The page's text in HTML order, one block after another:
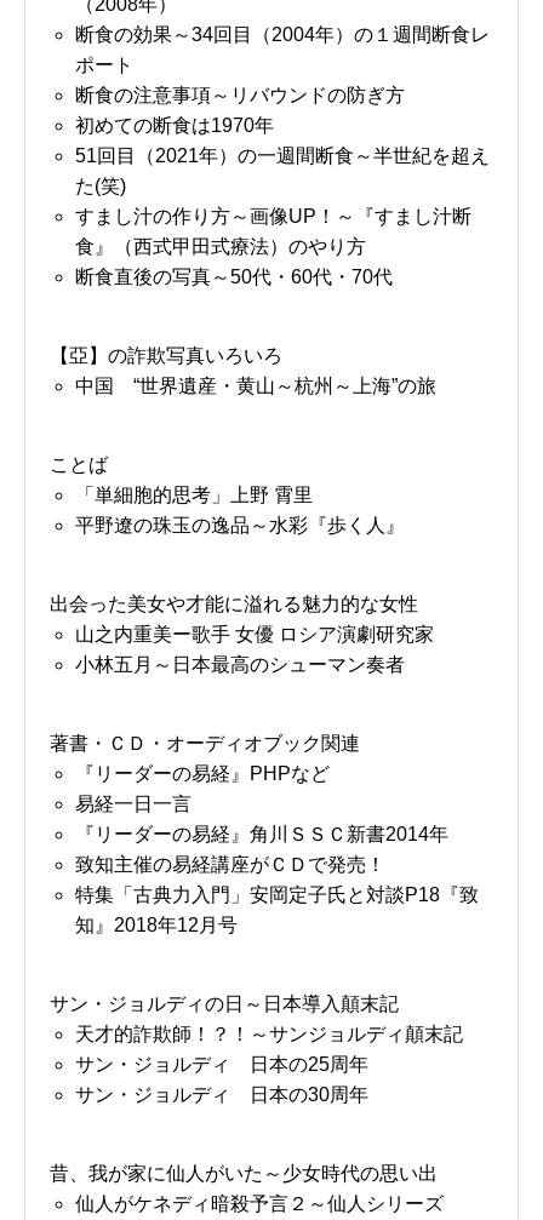
断食の効果～34回目（2004年）の１週間断食レ
ポート
断食の注意事項～リバウンドの防ぎ方
初めての断食は1970年
51回目（2021年）の一週間断食～半世紀を超え
た(笑)
すまし汁の作り方～画像UP！～『すまし汁断
食』（西式甲田式療法）のやり方
断食直後の写真～50代・60代・70代
【亞】の詐欺写真いろいろ
中国 “世界遺産・黄山～杭州～上海”の旅
ことば
「単細胞的思考」上野 霄里
平野遼の珠玉の逸品～水彩『歩く人』
出会った美女や才能に溢れる魅力的な女性
山之内重美ー歌手 女優 ロシア演劇研究家
小林五月～日本最高のシューマン奏者
著書・ＣＤ・オーディオブック関連
『リーダーの易経』PHPなど
易経一日一言
『リーダーの易経』角川ＳＳＣ新書2014年
致知主催の易経講座がＣＤで発売！
特集「古典力入門」安岡定子氏と対談P18『致
知』2018年12月号
サン・ジョルディの日～日本導入顛末記
天才的詐欺師！？！～サンジョルディ顛末記
サン・ジョルディ 日本の25周年
サン・ジョルディ 日本の30周年
昔、我が家に仙人がいた～少女時代の思い出
仙人がケネディ暗殺予言２～仙人シリーズ